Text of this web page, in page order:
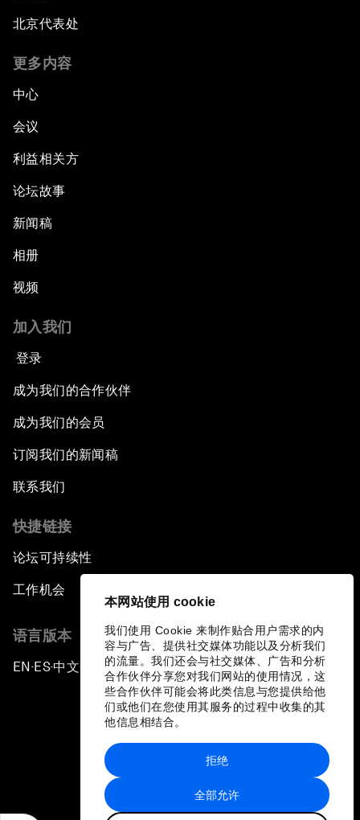
本网站使用 cookie
我们使用 Cookie 来制作贴合用户需求的内
容与广告、提供社交媒体功能以及分析我们
的流量。我们还会与社交媒体、广告和分析
合作伙伴分享您对我们网站的使用情况，这
些合作伙伴可能会将此类信息与您提供给他
们或他们在您使用其服务的过程中收集的其
他信息相结合。
全部允许
拒绝
北京代表处
更多内容
中心
会议
利益相关方
论坛故事
新闻稿
相册
视频
加入我们
登录
成为我们的合作伙伴
成为我们的会员
订阅我们的新闻稿
联系我们
快捷链接
论坛可持续性
工作机会
语言版本
EN ▪ES▪中文▪ 日本語
站点地图